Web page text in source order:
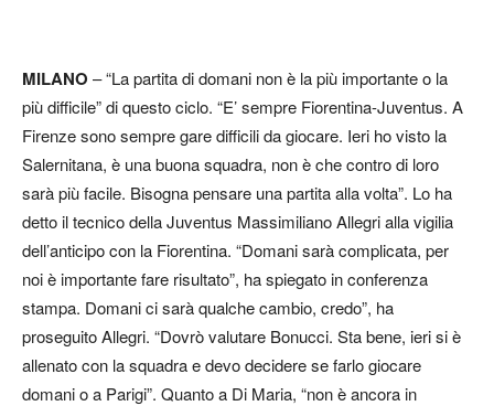
MILANO – “La partita di domani non è la più importante o la
più difficile” di questo ciclo. “E’ sempre Fiorentina-Juventus. A
Firenze sono sempre gare difficili da giocare. Ieri ho visto la
Salernitana, è una buona squadra, non è che contro di loro
sarà più facile. Bisogna pensare una partita alla volta”. Lo ha
detto il tecnico della Juventus Massimiliano Allegri alla vigilia
dell’anticipo con la Fiorentina. “Domani sarà complicata, per
noi è importante fare risultato”, ha spiegato in conferenza
stampa. Domani ci sarà qualche cambio, credo”, ha
proseguito Allegri. “Dovrò valutare Bonucci. Sta bene, ieri si è
allenato con la squadra e devo decidere se farlo giocare
domani o a Parigi”. Quanto a Di Maria, “non è ancora in